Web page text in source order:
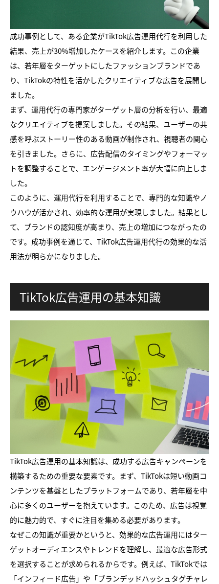
成功事例として、ある企業がTikTok広告運用代行を利用した
結果、売上が30%増加したケースを紹介します。この企業
は、若年層をターゲットにしたファッションブランドであ
り、TikTokの特性を活かしたクリエイティブな広告を展開し
ました。
まず、運用代行の専門家がターゲット層の分析を行い、最適
なクリエイティブを提案しました。その結果、ユーザーの共
感を呼ぶストーリー性のある動画が制作され、視聴者の関心
を引きました。さらに、広告配信のタイミングやフォーマッ
トを調整することで、エンゲージメント率が大幅に向上しま
した。
このように、運用代行を利用することで、専門的な知識やノ
ウハウが活かされ、効率的な運用が実現しました。結果とし
て、ブランドの認知度が高まり、売上の増加につながったの
です。成功事例を通じて、TikTok広告運用代行の効果的な活
用法が明らかになりました。
TikTok広告運用の基本知識
TikTok広告運用の基本知識は、成功する広告キャンペーンを
構築するための重要な要素です。まず、TikTokは短い動画コ
ンテンツを基盤としたプラットフォームであり、若年層を中
心に多くのユーザーを抱えています。このため、広告は視覚
的に魅力的で、すぐに注目を集める必要があります。
なぜこの知識が重要かというと、効果的な広告運用にはター
ゲットオーディエンスやトレンドを理解し、最適な広告形式
を選択することが求められるからです。例えば、TikTokでは
「インフィード広告」や「ブランデッドハッシュタグチャレ